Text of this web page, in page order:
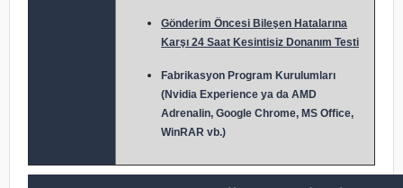
Gönderim Öncesi Bileşen Hatalarına
Karşı 24 Saat Kesintisiz Donanım Testi
Fabrikasyon Program Kurulumları
(Nvidia Experience ya da AMD
Adrenalin, Google Chrome, MS Office,
WinRAR vb.)